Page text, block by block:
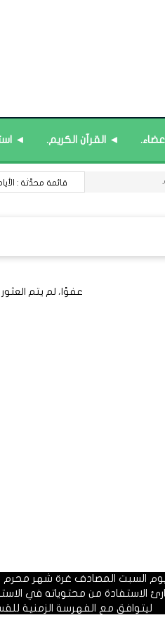
◄ القرآن الكريم. ◄
قائمة محدَّثة :
عفوًا، لم يتم
محرم 1428هـ، الموافق العشرون من شهر يناير 2007م.
الاستفادة من محتوياته في
ليتوافق مع الفهرسة الزمنية